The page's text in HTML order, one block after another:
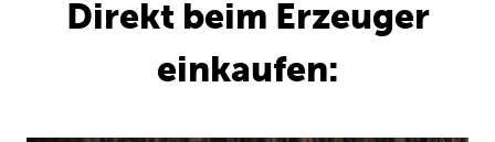
Direkt beim Erzeuger
einkaufen: